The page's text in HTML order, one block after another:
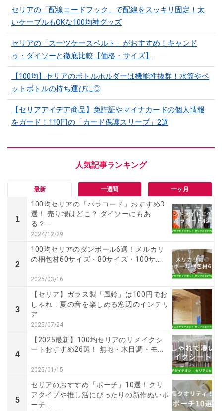
セリアの「配線コードフック」で配線をスッキリ固定！太
いケーブルもOKな100均神グッズ
セリアの「スーツケースベルト」がおすすめ！キャンド
ゥ・ダイソーと徹底比較【価格・サイズ】
【100均】セリアのボトルホルダーは機能性抜群！水筒やペ
ットボトルの持ち運びに◎
【セリアアイデア商品】免許証やマイナカードの個人情報
をガード！110円の「カード保護スリーブ」2選
最新 一週間 一ヶ月
1
100均セリアの「パラコード」おすすめ3
選！ 売り場はどこ？ ダイソーにもあ
る？...
2024/12/29
2
100均セリアのダンボール6選！メルカリ
の梱包材60サイズ・80サイズ・100サ...
2025/03/16
3
【セリア】ガラス製「風鈴」は100円でお
しゃれ！夏の音を楽しめる窓辺のインテリ
ア
2025/07/24
4
【2025最新】100均セリアのリメイクシ
ートおすすめ26選！ 無地・木目調・モ...
2025/01/15
5
セリアのおすすめ「ポーチ」10選！クリ
アタイプや推し活にぴったりの新作ぬいポ
ーチ...